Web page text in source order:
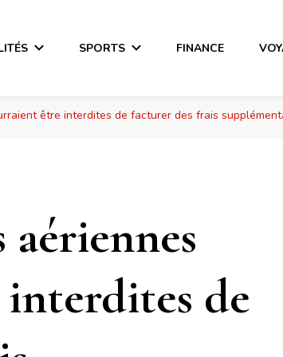
SPORTS FINANCE
être interdites de facturer des frais
aériennes
de